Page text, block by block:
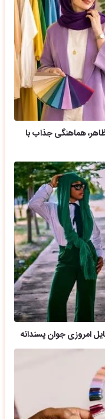
هماهنگی جذاب با
امروزی جوان پسندانه